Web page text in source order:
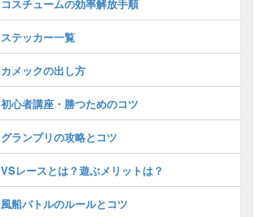
コスチュームの効率解放手順
ステッカー一覧
カメックの出し方
初心者講座・勝つためのコツ
グランプリの攻略とコツ
VSレースとは？遊ぶメリットは？
風船バトルのルールとコツ